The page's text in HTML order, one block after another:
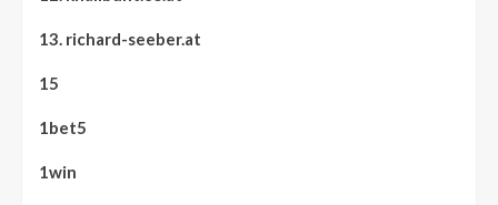
13. richard-seeber.at
15
1bet5
1win